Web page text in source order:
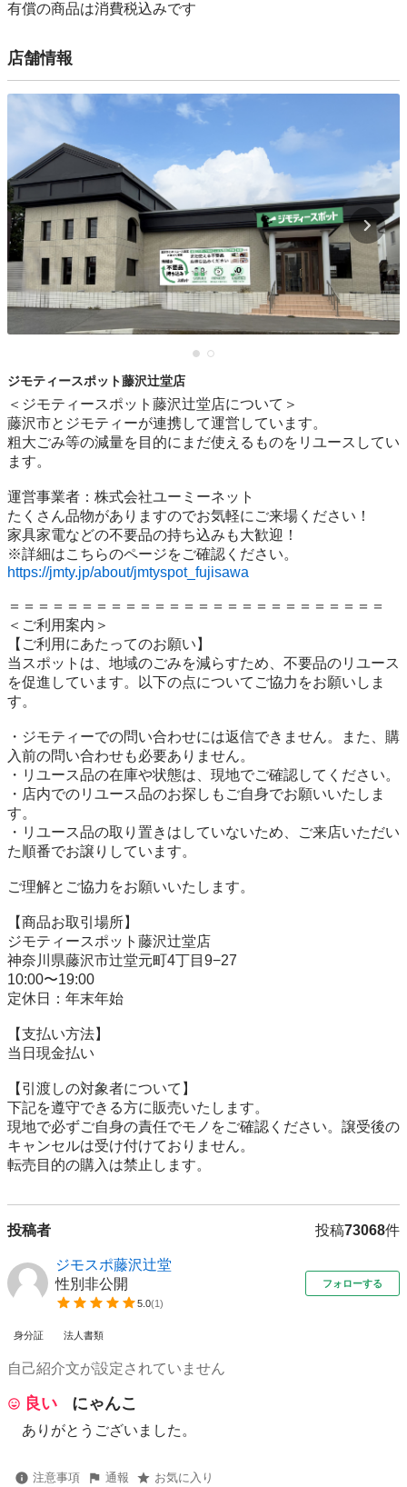
有償の商品は消費税込みです
店舗情報
ジモティースポット藤沢辻堂店
＜ジモティースポット藤沢辻堂店について＞
藤沢市とジモティーが連携して運営しています。
粗⼤ごみ等の減量を⽬的にまだ使えるものをリユースしてい
ます。
運営事業者：株式会社ユーミーネット
たくさん品物がありますのでお気軽にご来場ください！
家具家電などの不要品の持ち込みも大歓迎！
https://jmty.jp/about/jmtyspot_fujisawa
＝＝＝＝＝＝＝＝＝＝＝＝＝＝＝＝＝＝＝＝＝＝＝＝＝＝
＜ご利用案内＞
【ご利用にあたってのお願い】
当スポットは、地域のごみを減らすため、不要品のリユース
を促進しています。以下の点についてご協力をお願いしま
す。
・ジモティーでの問い合わせには返信できません。また、購
入前の問い合わせも必要ありません。
・リユース品の在庫や状態は、現地でご確認してください。
・店内でのリユース品のお探しもご自身でお願いいたしま
す。
・リユース品の取り置きはしていないため、ご来店いただい
た順番でお譲りしています。
ご理解とご協力をお願いいたします。
【商品お取引場所】
ジモティースポット藤沢辻堂店
神奈川県藤沢市辻堂元町4丁目9−27
10:00〜19:00
定休日：年末年始
【⽀払い⽅法】
当日現金払い
【引渡しの対象者について】
下記を遵守できる⽅に販売いたします。
現地で必ずご⾃⾝の責任でモノをご確認ください。譲受後の
キャンセルは受け付けておりません。
転売⽬的の購⼊は禁⽌します。
投稿者 投稿73068件
ジモスポ藤沢辻堂
性別非公開
5.0(1)
フォローする
身分証 法人書類
自己紹介文が設定されていません
良い にゃんこ
ありがとうございました。
注意事項 通報 お気に入り